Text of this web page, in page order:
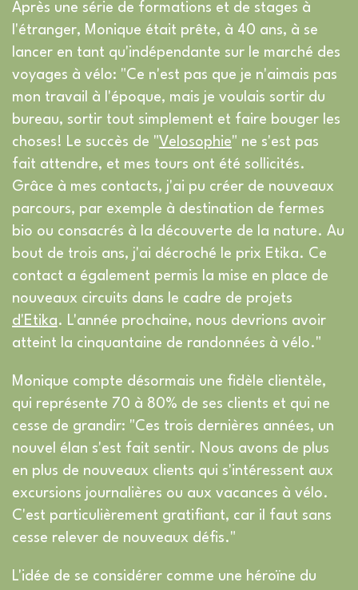
Après une série de formations et de stages à
l'étranger, Monique était prête, à 40 ans, à se
lancer en tant qu'indépendante sur le marché des
voyages à vélo: "Ce n'est pas que je n'aimais pas
mon travail à l'époque, mais je voulais sortir du
bureau, sortir tout simplement et faire bouger les
choses! Le succès de "Velosophie" ne s'est pas
fait attendre, et mes tours ont été sollicités.
Grâce à mes contacts, j'ai pu créer de nouveaux
parcours, par exemple à destination de fermes
bio ou consacrés à la découverte de la nature. Au
bout de trois ans, j'ai décroché le prix Etika. Ce
contact a également permis la mise en place de
nouveaux circuits dans le cadre de projets
d'Etika. L'année prochaine, nous devrions avoir
atteint la cinquantaine de randonnées à vélo."
Monique compte désormais une fidèle clientèle,
qui représente 70 à 80% de ses clients et qui ne
cesse de grandir: "Ces trois dernières années, un
nouvel élan s'est fait sentir. Nous avons de plus
en plus de nouveaux clients qui s'intéressent aux
excursions journalières ou aux vacances à vélo.
C'est particulièrement gratifiant, car il faut sans
cesse relever de nouveaux défis."
L'idée de se considérer comme une héroïne du